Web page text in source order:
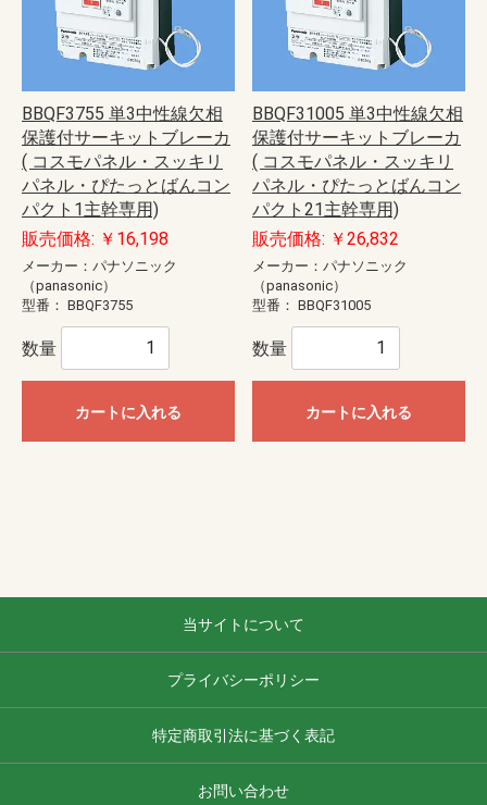
BBQF3755 単3中性線欠相
保護付サーキットブレーカ
( コスモパネル・スッキリ
パネル・ぴたっとばんコン
パクト1主幹専用)
販売価格: ￥16,198
メーカー：パナソニック
（panasonic）
型番： BBQF3755
数量
カートに入れる
BBQF31005 単3中性線欠相
保護付サーキットブレーカ
( コスモパネル・スッキリ
パネル・ぴたっとばんコン
パクト21主幹専用)
販売価格: ￥26,832
メーカー：パナソニック
（panasonic）
型番： BBQF31005
数量
カートに入れる
当サイトについて
プライバシーポリシー
特定商取引法に基づく表記
お問い合わせ